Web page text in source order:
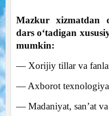
Mazkur xizmatdan
dars o‘tadigan
mumkin:
— Xorijiy tillar va
— Axborot
— Madaniyat, san’at